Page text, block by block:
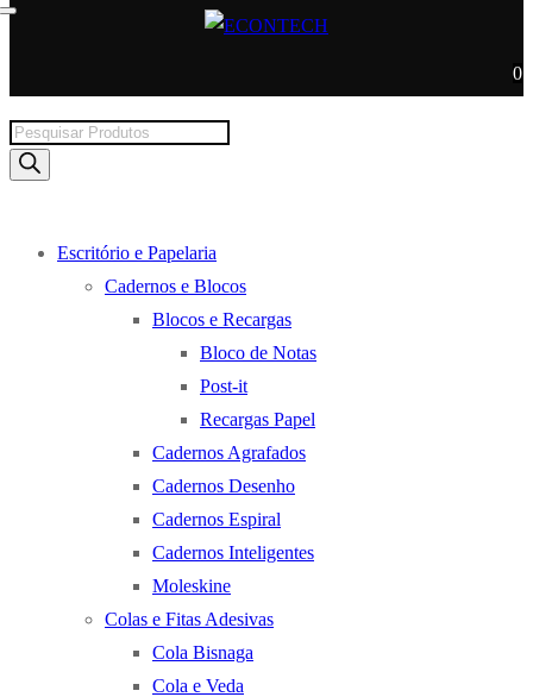
0
Products
search
Escritório e Papelaria
Cadernos e Blocos
Blocos e Recargas
Bloco de Notas
Post-it
Recargas Papel
Cadernos Agrafados
Cadernos Desenho
Cadernos Espiral
Cadernos Inteligentes
Moleskine
Colas e Fitas Adesivas
Cola Bisnaga
Cola e Veda